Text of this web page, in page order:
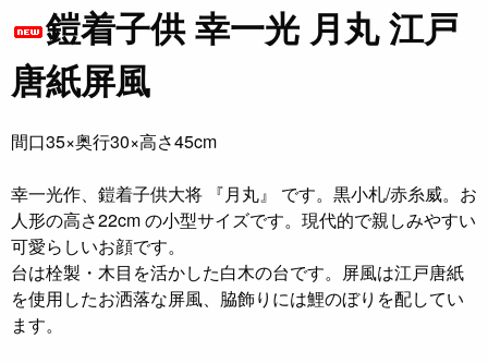
鎧着子供 幸一光 月丸 江戸
唐紙屏風
間口35×奥行30×高さ45cm
幸一光作、鎧着子供大将 『月丸』 です。黒小札/赤糸威。お
人形の高さ22cm の小型サイズです。現代的で親しみやすい
可愛らしいお顔です。
台は栓製・木目を活かした白木の台です。屏風は江戸唐紙
を使用したお洒落な屏風、脇飾りには鯉のぼりを配してい
ます。